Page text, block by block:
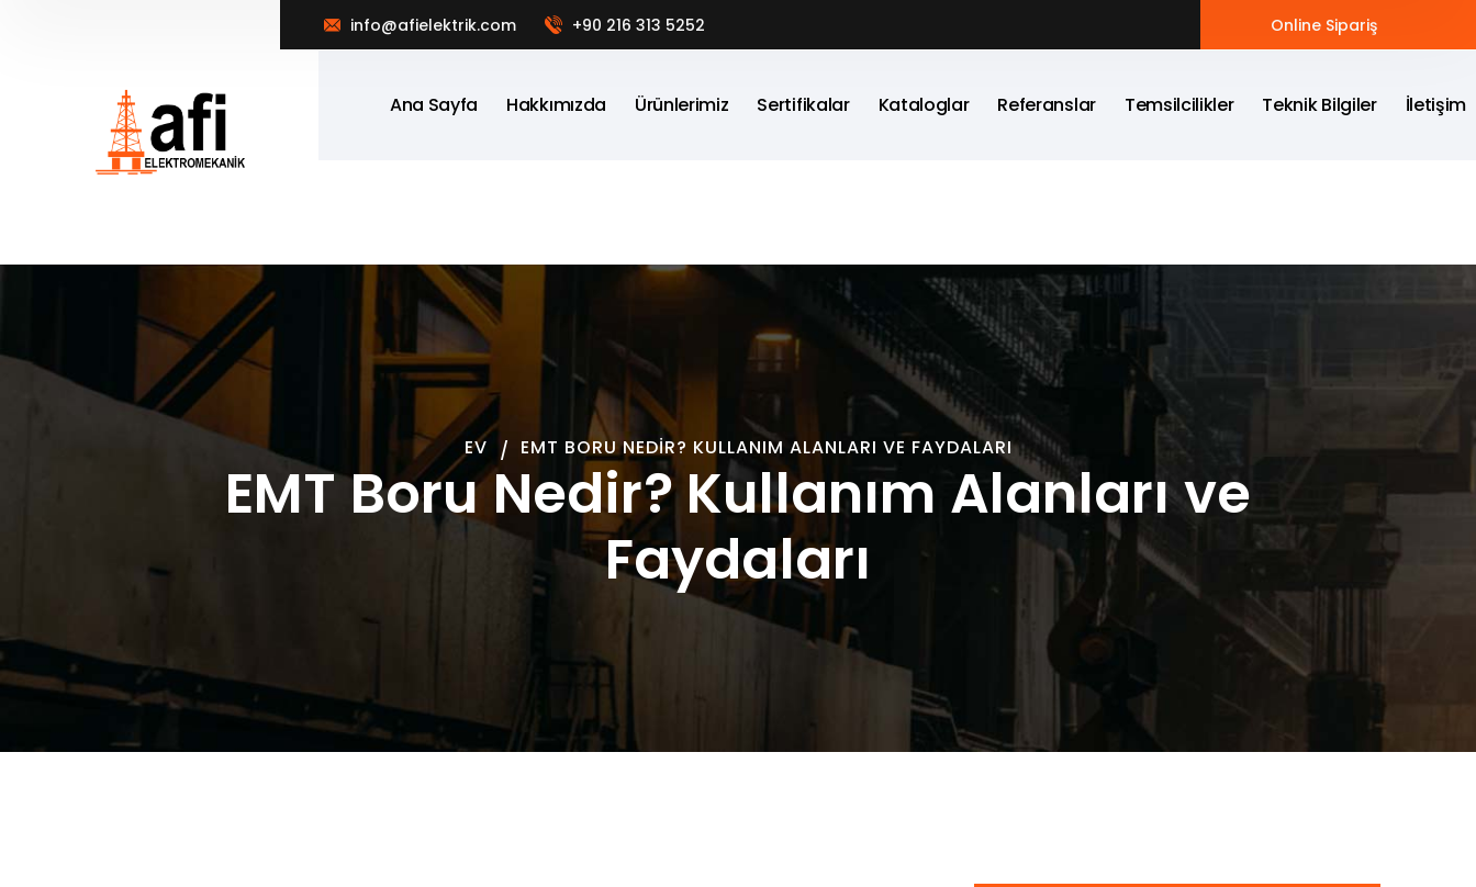
info@afielektrik.com +90 216 313 5252 Online Sipariş
Ana Sayfa Hakkımızda Ürünlerimiz Sertifikalar Kataloglar Referanslar Temsilcilikler Teknik Bilgiler İletişim
EMT Boru Nedir? Kullanım Alanları ve
Faydaları
EV EMT BORU NEDIR? KULLANIM ALANLARI VE FAYDALARI